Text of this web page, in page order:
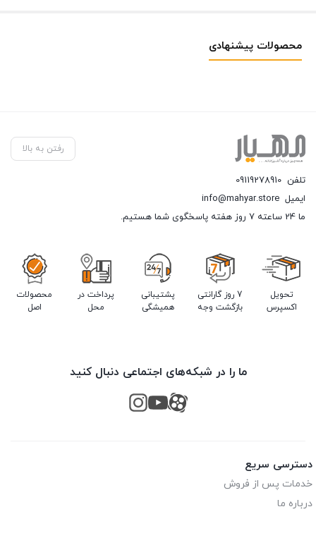
محصولات پیشنهادی
رفتن به بالا
تلفن 09119278910
ایمیل info@mahyar.store
ما 24 ساعته 7 روز هفته پاسخگوی شما هستیم.
تحویل
اکسپرس
7 روز گارانتی
بازگشت وجه
پشتیبانی
همیشگی
پرداخت در
محل
محصولات
اصل
ما را در شبکه‌های اجتماعی دنبال کنید
دسترسی سریع
خدمات پس از فروش
درباره ما